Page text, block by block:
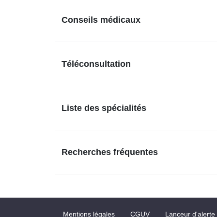
Conseils médicaux
Téléconsultation
Liste des spécialités
Recherches fréquentes
Mentions légales CGUV Lanceur d'alerte